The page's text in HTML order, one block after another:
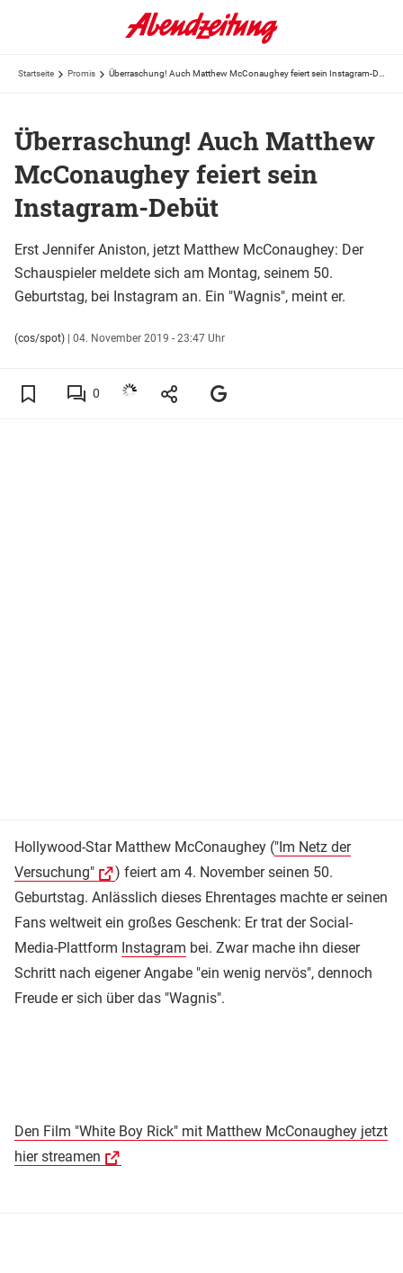
Startseite Promis
Überraschung! Auch Matthew
McConaughey feiert sein
Instagram-Debüt
Erst Jennifer Aniston, jetzt Matthew McConaughey: Der
Schauspieler meldete sich am Montag, seinem 50.
Geburtstag, bei Instagram an. Ein "Wagnis", meint er.
(cos/spot) | 04. November 2019 - 23:47 Uhr
0
Hollywood-Star Matthew McConaughey ("Im Netz der
Versuchung"
) feiert am 4. November seinen 50.
Geburtstag. Anlässlich dieses Ehrentages machte er seinen
Fans weltweit ein großes Geschenk: Er trat der Social-
Media-Plattform Instagram bei. Zwar mache ihn dieser
Schritt nach eigener Angabe "ein wenig nervös", dennoch
Freude er sich über das "Wagnis".
Den Film "White Boy Rick" mit Matthew McConaughey jetzt
hier streamen